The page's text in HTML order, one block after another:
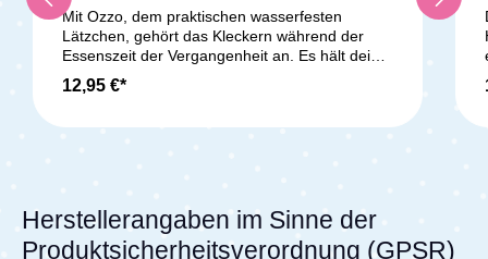
powder
Mit Ozzo, dem praktischen wasserfesten
Lätzchen, gehört das Kleckern während der
Essenszeit der Vergangenheit an. Es hält dein
Kleines sauber und ist leicht zu reinigen. Das
Lätzchen verfügt über ein praktisches
daneben geht. So wird beim Essen weniger
gehalten und mit Croco und den Happy Clouds
verziert. Lieferumfang:1x Lätzchen mit
Klettverschluss
12,95 €*
Herstellerangaben im Sinne der
Produktsicherheitsverordnung (GPSR)